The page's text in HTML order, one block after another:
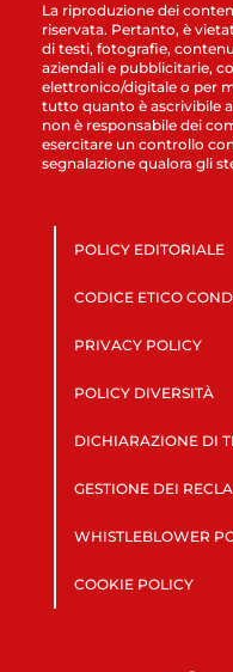
La riproduzione dei
riservata. Pertanto, è
di testi, fotografie,
aziendali e pubblicitarie,
elettronico/digitale o per
tutto quanto è ascrivibile
non è responsabile dei
esercitare un controllo
segnalazione qualora gli
POLICY EDITORIALE
CODICE ETICO
PRIVACY POLICY
POLICY DIVERSITÀ
DICHIARAZIONE DI
GESTIONE DEI
WHISTLEBLOWER
COOKIE POLICY